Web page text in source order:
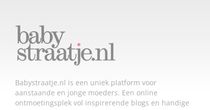
Babystraatje.nl is een uniek platform voor
aanstaande en jonge moeders. Een online
ontmoetingsplek vol inspirerende blogs en handige